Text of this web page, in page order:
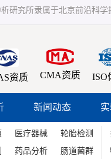
研究所隶属于北京前沿科学
资质 CMA资质 ISO
新闻动态
医疗器械
轮胎检测
药品分析 肠道菌群